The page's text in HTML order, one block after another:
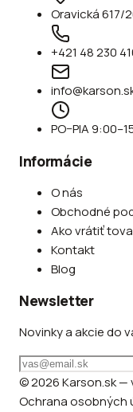
Oravická 617/
+421 48 230
PO–PIA
Informácie
O nás
Obchodné
Ako vrátiť
Kontakt
Blog
Newsletter
Novinky a akcie do
© 2026 Karson.sk —
Ochrana osobných